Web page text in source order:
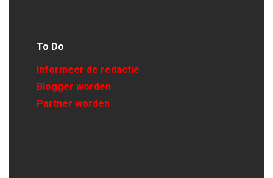
To Do
Informeer de redactie
Blogger worden
Partner worden